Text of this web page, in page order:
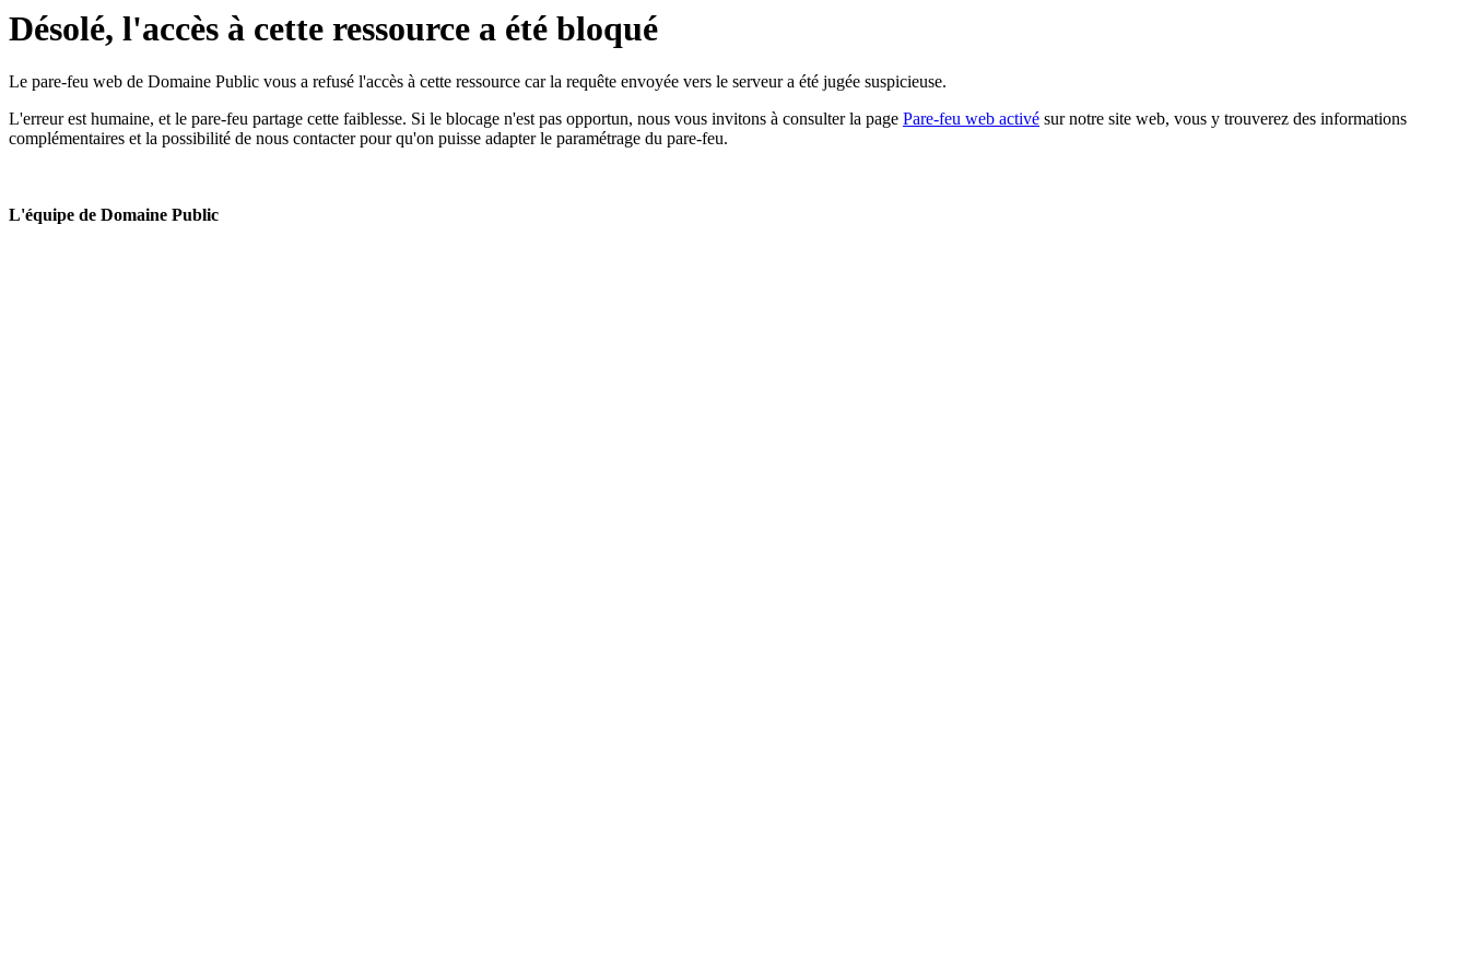
Désolé, l'accès à cette ressource a été bloqué
Le pare-feu web de Domaine Public vous a refusé l'accès à cette ressource car la requête envoyée vers le serveur a été jugée suspicieuse.
L'erreur est humaine, et le pare-feu partage cette faiblesse. Si le blocage n'est pas opportun, nous vous invitons à consulter la page Pare-feu web activé sur notre site web, vous y trouverez des informations
complémentaires et la possibilité de nous contacter pour qu'on puisse adapter le paramétrage du pare-feu.
L'équipe de Domaine Public